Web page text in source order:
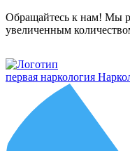
Обращайтесь к нам! Мы
увеличенным
первая наркология